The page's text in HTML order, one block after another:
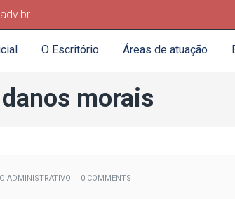
O Escritório Áreas de atuação
danos morais
ADMINISTRATIVO 0 COMMENTS